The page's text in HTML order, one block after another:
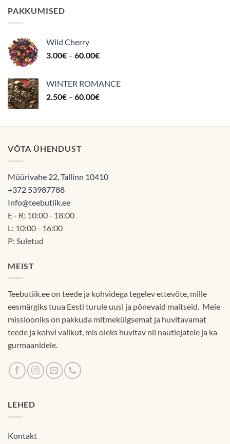
PAKKUMISED
Wild Cherry
3.00€ – 60.00€Hinnavahemik:
60.00€
WINTER ROMANCE
2.50€ – 60.00€Hinnavahemik:
60.00€
VÕTA ÜHENDUST
Müürivahe 22, Tallinn 10410
+372 53987788
Info@teebutiik.ee
E - R: 10:00 - 18:00
L: 10:00 - 16:00
P: Suletud
MEIST
Teebutiik.ee on teede ja kohvidega tegelev ettevõte, mille
eesmärgiks tuua Eesti turule uusi ja põnevaid maitseid. Meie
missiooniks on pakkuda mitmekülgsemat ja huvitavamat
teede ja kohvi valikut, mis oleks huvitav nii nautlejatele ja ka
gurmaanidele.
LEHED
Kontakt